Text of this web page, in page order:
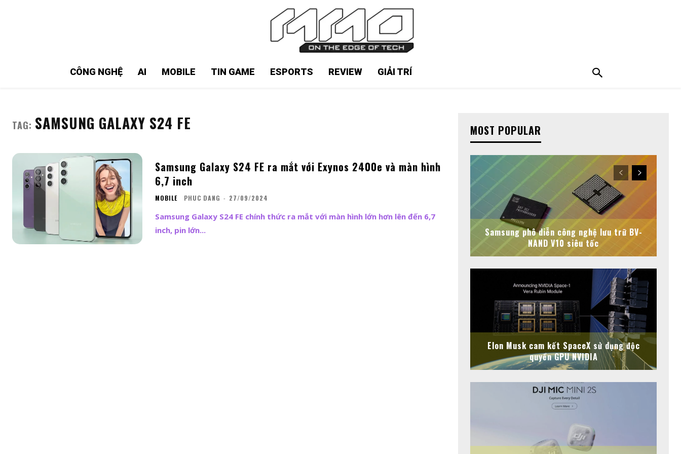
CÔNG NGHỆ AI MOBILE TIN GAME ESPORTS REVIEW GIẢI TRÍ
TAG: SAMSUNG GALAXY S24 FE
Samsung Galaxy S24 FE ra mắt với Exynos 2400e và màn hình
6,7 inch
MOBILE PHUC DANG - 27/09/2024
Samsung Galaxy S24 FE chính thức ra mắt với màn hình lớn hơn lên đến 6,7
inch, pin lớn...
MOST POPULAR
Samsung phô diễn công nghệ lưu trữ BV-
NAND V10 siêu tốc
Elon Musk cam kết SpaceX sử dụng độc
quyền GPU NVIDIA